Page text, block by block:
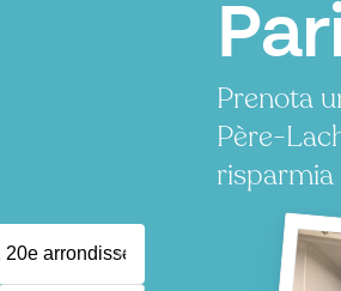
Prenota
Père-
risparmia